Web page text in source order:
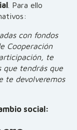
. Para ello
con fondos
Cooperación
te
que tendrás que
te devolveremos
social: